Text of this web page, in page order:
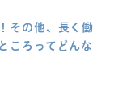
その他、長く働
ころってどんな